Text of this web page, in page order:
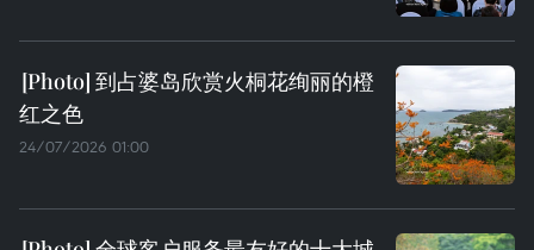
到占婆岛欣赏火桐花绚丽的橙
红之色
24/07/2026 01:00